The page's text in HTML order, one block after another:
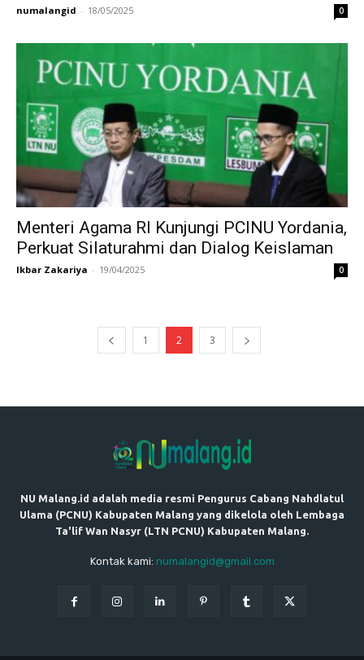
numalangid - 18/05/2025 0
Menteri Agama RI Kunjungi PCINU Yordania,
Perkuat Silaturahmi dan Dialog Keislaman
Ikbar Zakariya - 19/04/2025 0
1 2 3
NU Malang.id adalah media resmi Pengurus Cabang Nahdlatul
Ulama (PCNU) Kabupaten Malang yang dikelola oleh Lembaga
Ta'lif Wan Nasyr (LTN PCNU) Kabupaten Malang.
Kontak kami: numalangid@gmail.com